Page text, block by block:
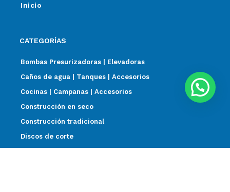
Inicio
CATEGORÍAS
Bombas Presurizadoras | Elevadoras
Caños de agua | Tanques | Accesorios
Cocinas | Campanas | Accesorios
Construcción en seco
Construcción tradicional
Discos de corte